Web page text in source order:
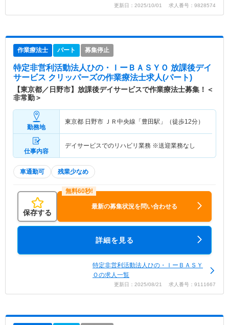
更新日：2025/10/01 求人番号：9828574
作業療法士 パート 募集停止
特定非営利活動法人ひの・ＩーＢＡＳＹＯ 放課後デイ
サービス クリッパーズの作業療法士求人(パート)
【東京都／日野市】放課後デイサービスで作業療法士募集！＜
非常勤＞
勤務地
東京都 日野市 ＪＲ中央線「豊田駅」（徒歩12分）
仕事内容
デイサービスでのリハビリ業務 ※送迎業務なし
車通勤可 残業少なめ
保存する
最新の募集状況を問い合わせる
詳細を見る
特定非営利活動法人ひの・ＩーＢＡＳＹ
Ｏの求人一覧
更新日：2025/08/21 求人番号：9111667